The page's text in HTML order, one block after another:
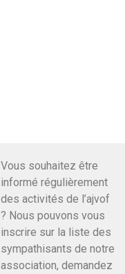
Vous souhaitez être
informé régulièrement
des activités de l’ajvof
? Nous pouvons vous
inscrire sur la liste des
sympathisants de notre
association, demandez